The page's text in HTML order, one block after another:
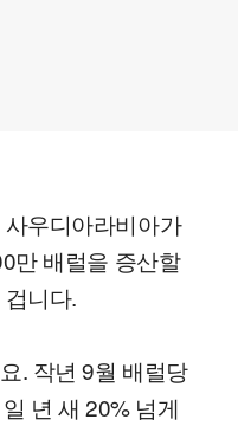
우디아라비아가
만 배럴을 증산할
니다.
. 작년 9월 배럴당
년 새 20% 넘게